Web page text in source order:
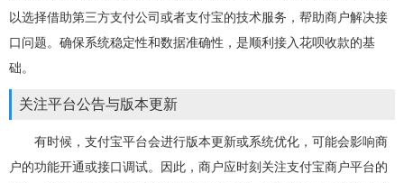
以选择借助第三方支付公司或者支付宝的技术服务，帮助商户解决接
口问题。确保系统稳定性和数据准确性，是顺利接入花呗收款的基
础。
关注平台公告与版本更新
有时候，支付宝平台会进行版本更新或系统优化，可能会影响商
户的功能开通或接口调试。因此，商户应时刻关注支付宝商户平台的